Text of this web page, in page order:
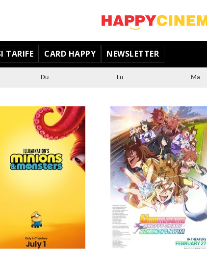
TARIFE CARD HAPPY NEWSLETTER
Du Lu Ma